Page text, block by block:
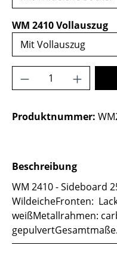
WM 2410 Vollauszug
Produkt
Produktnummer:
Beschreibung
WM 2410 - Sideboard
WildeicheFronten:
weißMetallrahmen: